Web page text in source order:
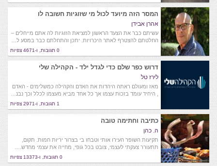
המסר הזה מיועד לכול מי שזוגיות חשובה לו
אהרן אבידן
עשיתם כבר את הצעד הראשון למציאת הזוגיות לה אתם מייחלים –
החלטתם להצטרף לאתר היכרויות. יתכן והתחלתם כבר במסע ל…
0 תגובות, ו-4671 צפיות
דרוש כפר שלם כדי לגדל ילד - הקהילה שלי
לירז טל
מאז ומעולם ראתה היהדות את האדם והקהילה כמשלימים - האדם
, היחיד עומד בזכות עצמו אך כל אחד מביא מעצמו לכלל וכך נבנ…
1 תגובות, ו-2971 צפיות
כתיבה וחתימה טובה
ה. כהן
תקיעות השופר העירו אותי וטבחו בי בצרור יריות חמות. תקום,
תתעורר צעקתי לעצמי, צובט בכל גופי, מחייה את עצמי מחדש.…
0 תגובות, ו-13373 צפיות